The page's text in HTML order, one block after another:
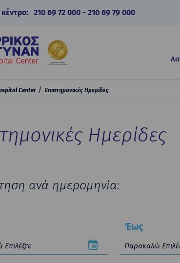
210 69 72 000 - 210 69 79 000
Center Επιστημονικές Ημερίδες
Ημερίδες
ανά ημερομηνία:
Έως